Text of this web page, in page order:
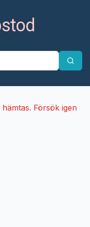
Försök igen